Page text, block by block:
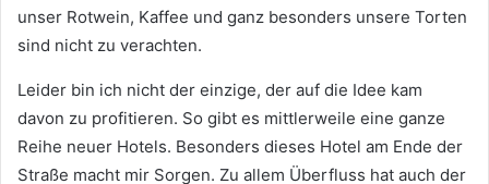
unser Rotwein, Kaffee und ganz besonders unsere Torten
sind nicht zu verachten.
Leider bin ich nicht der einzige, der auf die Idee kam
davon zu profitieren. So gibt es mittlerweile eine ganze
Reihe neuer Hotels. Besonders dieses Hotel am Ende der
Straße macht mir Sorgen. Zu allem Überfluss hat auch der